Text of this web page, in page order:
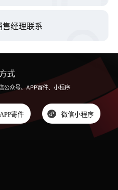
售经理联系
式
公众号、APP寄件、小程序
APP寄件 微信小程序